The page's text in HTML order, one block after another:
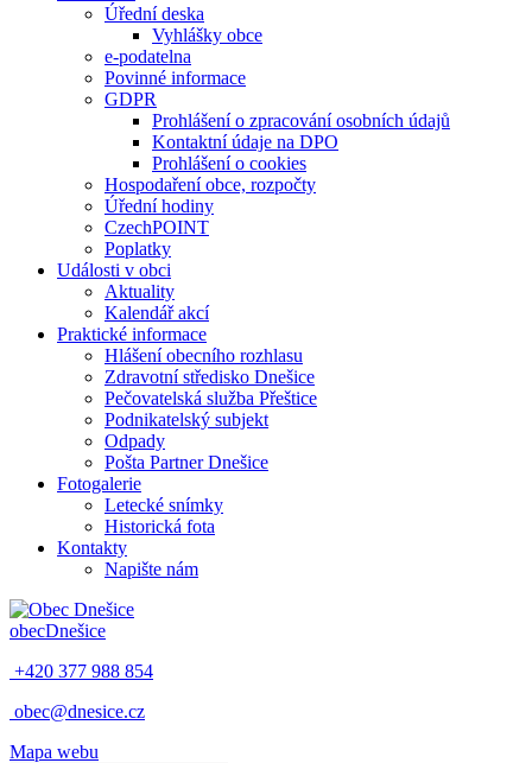
Úřední deska
Vyhlášky obce
e-podatelna
Povinné informace
GDPR
Prohlášení o zpracování osobních údajů
Kontaktní údaje na DPO
Prohlášení o cookies
Hospodaření obce, rozpočty
Úřední hodiny
CzechPOINT
Poplatky
Události v obci
Aktuality
Kalendář akcí
Praktické informace
Hlášení obecního rozhlasu
Zdravotní středisko Dnešice
Pečovatelská služba Přeštice
Podnikatelský subjekt
Odpady
Pošta Partner Dnešice
Fotogalerie
Letecké snímky
Historická fota
Kontakty
Napište nám
obecDnešice
+420 377 988 854
obec@dnesice.cz
Mapa webu